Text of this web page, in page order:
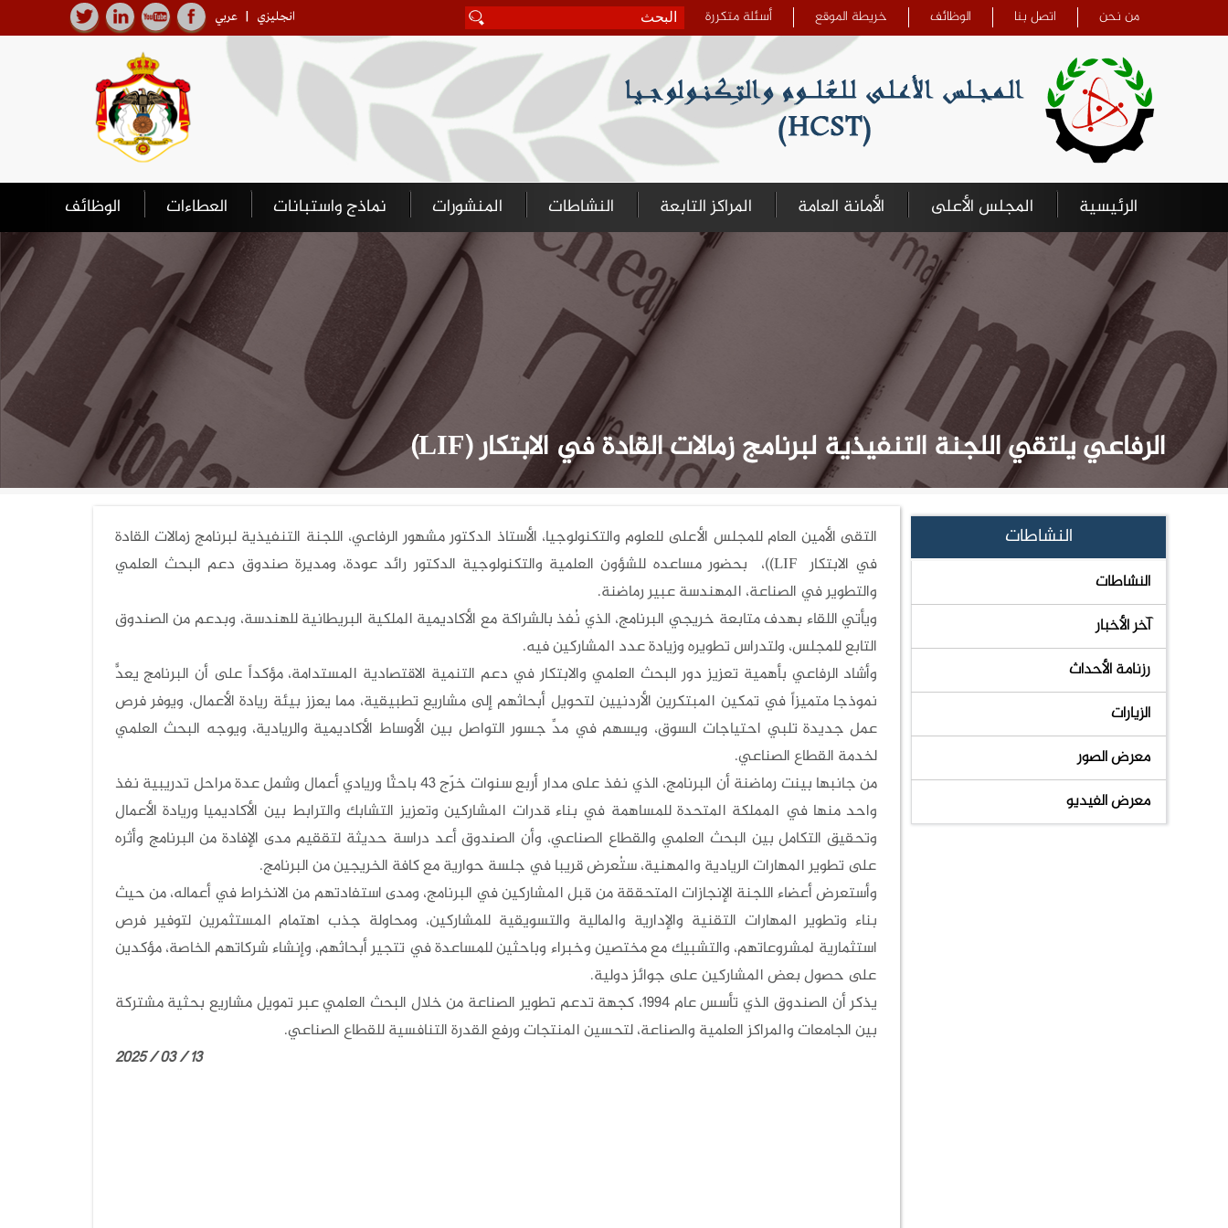
تجاوز إلى المحتوى الرئيسيمن نحن اتصل بنا الوظائف خريطة الموقع أسئلة متكررة استمارة البحث
‏بحث ‏ انجليزي عربي
الرئيسية المجلس الأعلى الأمانة العامة المراكز التابعة النشاطات المنشورات نماذج واستبانات العطاءات الوظائف
الرفاعي يلتقي اللجنة التنفيذية لبرنامج زمالات القادة في الابتكار (LIF)
النشاطات
النشاطات
آخر الأخبار
رزنامة الأحداث
الزيارات
معرض الصور
معرض الفيديو
التقى الأمين العام للمجلس الأعلى للعلوم والتكنولوجيا، الأستاذ الدكتور مشهور الرفاعي، اللجنة التنفيذية لبرنامج زمالات القادة
في الابتكار LIF))، بحضور مساعده للشؤون العلمية والتكنولوجية الدكتور رائد عودة، ومديرة صندوق دعم البحث العلمي
والتطوير في الصناعة، المهندسة عبير رماضنة.
ويأتي اللقاء بهدف متابعة خريجي البرنامج، الذي نُفذ بالشراكة مع الأكاديمية الملكية البريطانية للهندسة، وبدعم من الصندوق
التابع للمجلس، ولتدراس تطويره وزيادة عدد المشاركين فيه.
وأشاد الرفاعي بأهمية تعزيز دور البحث العلمي والابتكار في دعم التنمية الاقتصادية المستدامة، مؤكداً على أن البرنامج يعدًّ
نموذجا متميزاً في تمكين المبتكرين الأردنيين لتحويل أبحاثهم إلى مشاريع تطبيقية، مما يعزز بيئة ريادة الأعمال، ويوفر فرص
عمل جديدة تلبي احتياجات السوق، ويسهم في مدِّ جسور التواصل بين الأوساط الأكاديمية والريادية، ويوجه البحث العلمي
لخدمة القطاع الصناعي.
من جانبها بينت رماضنة أن البرنامج، الذي نفذ على مدار أربع سنوات خرّج 43 باحثًا وريادي أعمال وشمل عدة مراحل تدريبية نفذ
واحد منها في المملكة المتحدة للمساهمة في بناء قدرات المشاركين وتعزيز التشابك والترابط بين الأكاديميا وريادة الأعمال
وتحقيق التكامل بين البحث العلمي والقطاع الصناعي، وأن الصندوق أعد دراسة حديثة لتققيم مدى الإفادة من البرنامج وأثره
على تطوير المهارات الريادية والمهنية، ستُعرض قريبا في جلسة حوارية مع كافة الخريجين من البرنامج.
وأستعرض أعضاء اللجنة الإنجازات المتحققة من قبل المشاركين في البرنامج، ومدى استفادتهم من الانخراط في أعماله، من حيث
بناء وتطوير المهارات التقنية والإدارية والمالية والتسويقية للمشاركين، ومحاولة جذب اهتمام المستثمرين لتوفير فرص
استثمارية لمشروعاتهم، والتشبيك مع مختصين وخبراء وباحثين للمساعدة في تتجير أبحاثهم، وإنشاء شركاتهم الخاصة، مؤكدين
على حصول بعض المشاركين على جوائز دولية.
يذكر أن الصندوق الذي تأسس عام 1994، كجهة تدعم تطوير الصناعة من خلال البحث العلمي عبر تمويل مشاريع بحثية مشتركة
بين الجامعات والمراكز العلمية والصناعة، لتحسين المنتجات ورفع القدرة التنافسية للقطاع الصناعي.
13 / 03 / 2025